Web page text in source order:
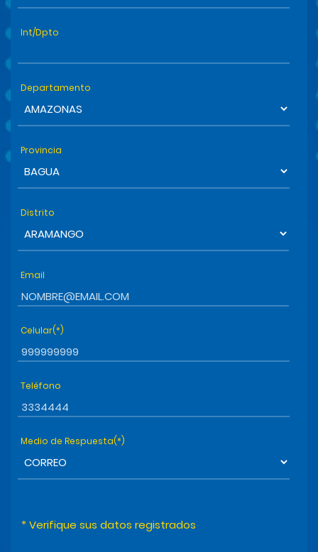
Int/Dpto
Departamento
Provincia
Distrito
Email
Celular(*)
Teléfono
Medio de Respuesta(*)